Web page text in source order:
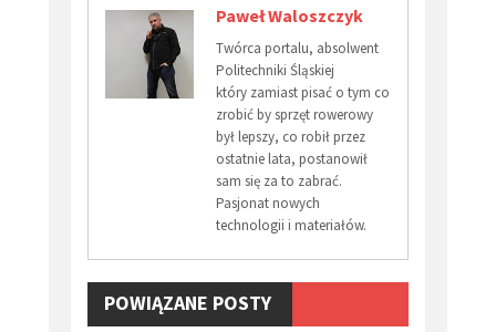
Paweł Waloszczyk
Twórca portalu, absolwent
Politechniki Śląskiej
który zamiast pisać o tym co
zrobić by sprzęt rowerowy
był lepszy, co robił przez
ostatnie lata, postanowił
sam się za to zabrać.
Pasjonat nowych
technologii i materiałów.
POWIĄZANE POSTY